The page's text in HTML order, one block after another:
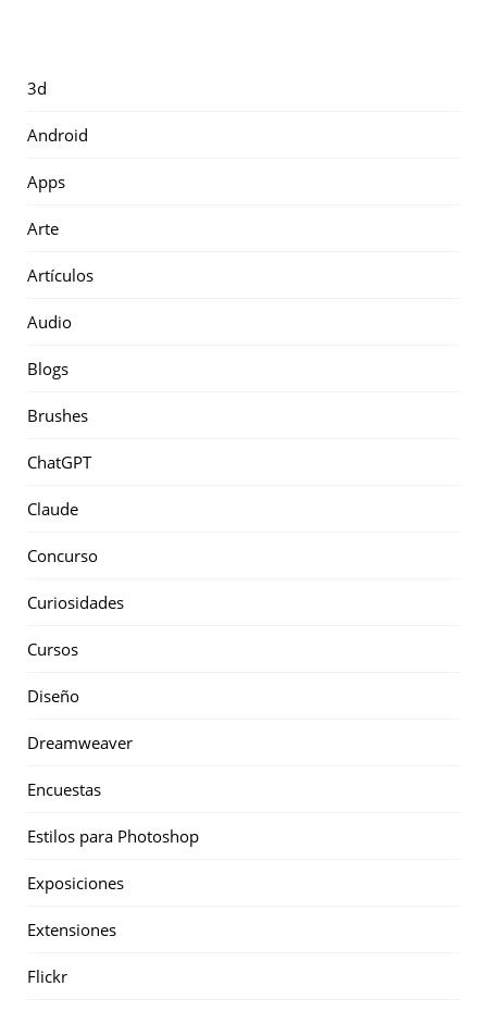
3d
Android
Apps
Arte
Artículos
Audio
Blogs
Brushes
ChatGPT
Claude
Concurso
Curiosidades
Cursos
Diseño
Dreamweaver
Encuestas
Estilos para Photoshop
Exposiciones
Extensiones
Flickr